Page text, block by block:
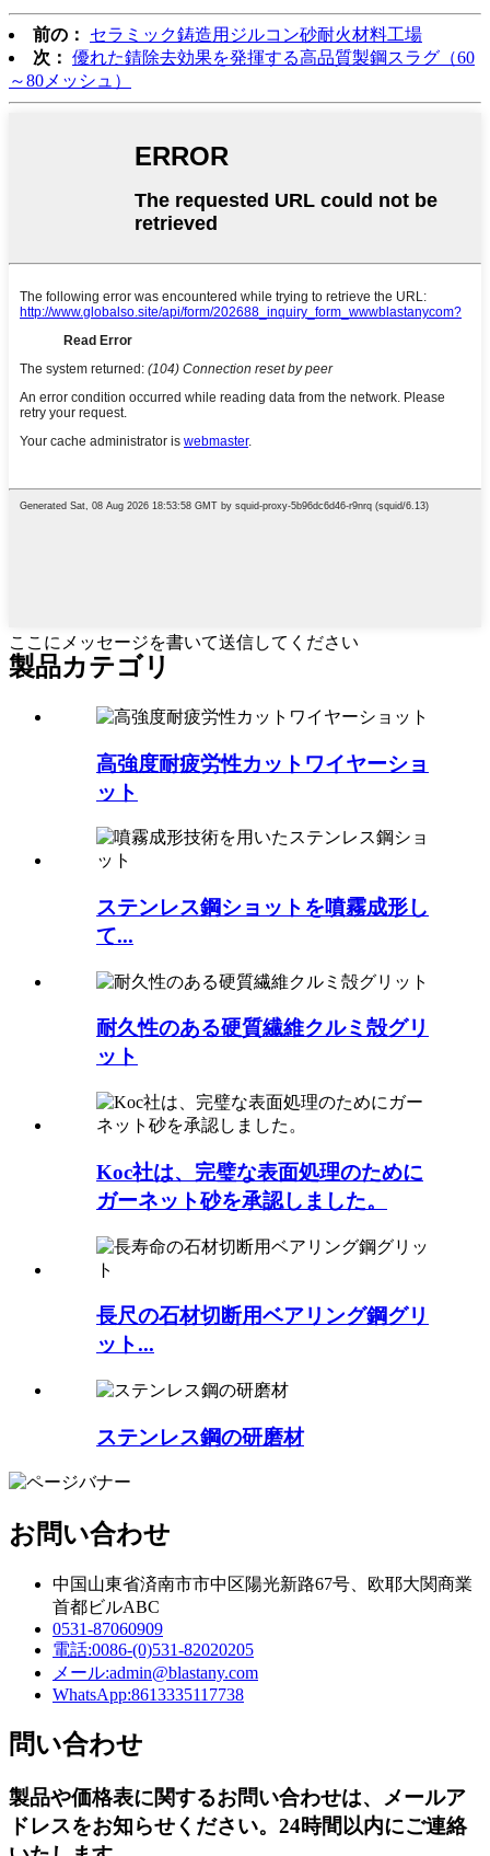
前の：
セラミック鋳造用ジルコン砂耐火材料工場
次： 優れた錆除去効果を発揮する高品質製鋼スラグ（60
～80メッシュ）
ここにメッセージを書いて送信してください
製品カテゴリ
高強度耐疲労性カットワイヤーショ
ット
ステンレス鋼ショットを噴霧成形し
て...
耐久性のある硬質繊維クルミ殻グリ
ット
Koc社は、完璧な表面処理のために
ガーネット砂を承認しました。
長尺の石材切断用ベアリング鋼グリ
ット...
ステンレス鋼の研磨材
お問い合わせ
中国山東省済南市市中区陽光新路67号、欧耶大関商業
首都ビルABC
0531-87060909
電話:0086-(0)531-82020205
メール:admin@blastany.com
WhatsApp:8613335117738
問い合わせ
製品や価格表に関するお問い合わせは、メールア
ドレスをお知らせください。24時間以内にご連絡